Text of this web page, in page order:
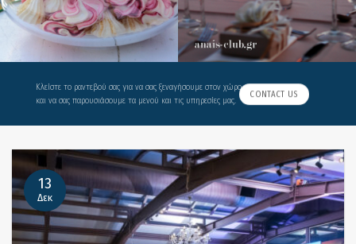
Κλείστε το ραντεβού σας για να σας ξεναγήσουμε στον χώρο
και να σας παρουσιάσουμε τα μενού και τις υπηρεσίες μας.
CONTACT US
NEWS
13
Δεκ